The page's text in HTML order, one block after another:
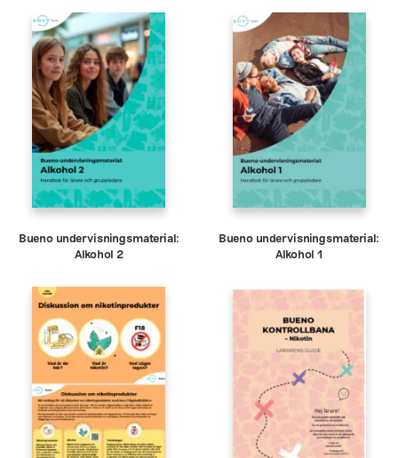
Bueno undervisningsmaterial:
Alkohol 2
Bueno undervisningsmaterial:
Alkohol 1